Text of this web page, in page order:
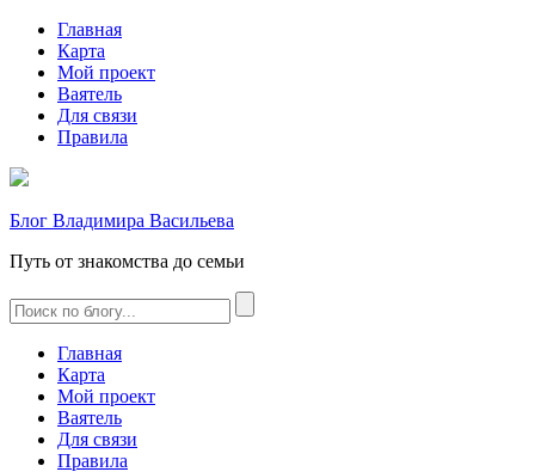
Главная
Карта
Мой проект
Ваятель
Для связи
Правила
Блог Владимира Васильева
Путь от знакомства до семьи
Главная
Карта
Мой проект
Ваятель
Для связи
Правила